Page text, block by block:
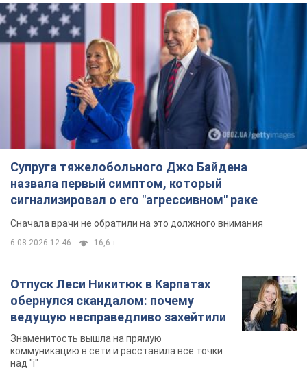
Супруга тяжелобольного Джо Байдена
назвала первый симптом, который
сигнализировал о его "агрессивном" раке
Сначала врачи не обратили на это должного внимания
6.08.2026 12:46 16,6 т.
Отпуск Леси Никитюк в Карпатах
обернулся скандалом: почему
ведущую несправедливо захейтили
Знаменитость вышла на прямую
коммуникацию в сети и расставила все точки
над "i"